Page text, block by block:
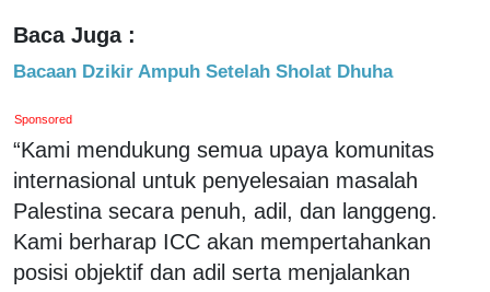
Baca Juga :
Bacaan Dzikir Ampuh Setelah Sholat Dhuha
Sponsored
“Kami mendukung semua upaya komunitas
internasional untuk penyelesaian masalah
Palestina secara penuh, adil, dan langgeng.
Kami berharap ICC akan mempertahankan
posisi objektif dan adil serta menjalankan